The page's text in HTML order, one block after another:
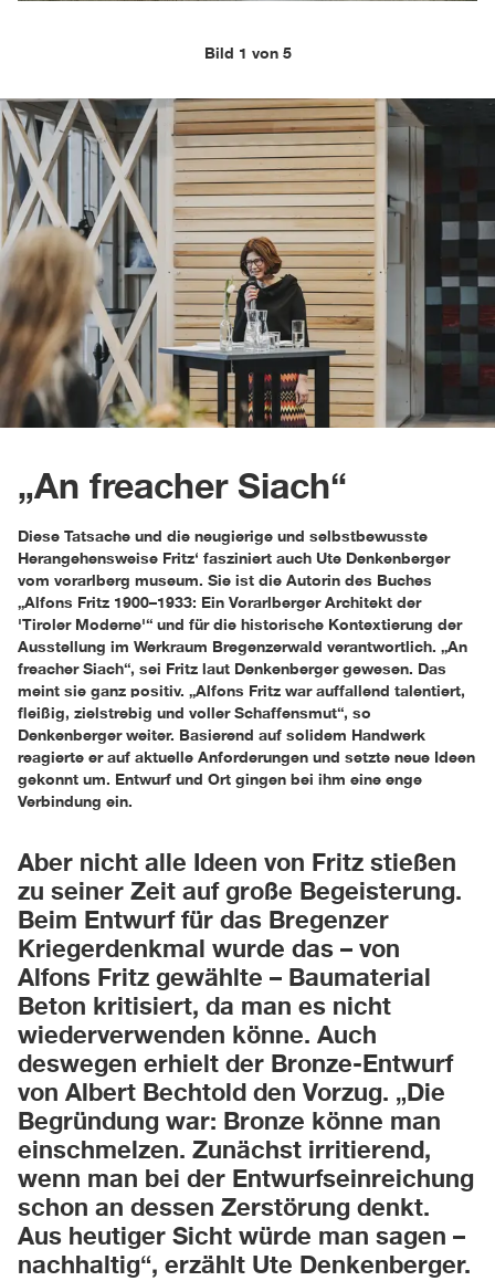
Bild 1 von 5
„An freacher Siach“
Diese Tatsache und die neugierige und selbstbewusste
Herangehensweise Fritz‘ fasziniert auch Ute Denkenberger
vom vorarlberg museum. Sie ist die Autorin des Buches
„Alfons Fritz 1900–1933: Ein Vorarlberger Architekt der
'Tiroler Moderne'“ und für die historische Kontextierung der
Ausstellung im Werkraum Bregenzerwald verantwortlich. „An
freacher Siach“, sei Fritz laut Denkenberger gewesen. Das
meint sie ganz positiv. „Alfons Fritz war auffallend talentiert,
fleißig, zielstrebig und voller Schaffensmut“, so
Denkenberger weiter. Basierend auf solidem Handwerk
reagierte er auf aktuelle Anforderungen und setzte neue Ideen
gekonnt um. Entwurf und Ort gingen bei ihm eine enge
Verbindung ein.
Aber nicht alle Ideen von Fritz stießen
zu seiner Zeit auf große Begeisterung.
Beim Entwurf für das Bregenzer
Kriegerdenkmal wurde das – von
Alfons Fritz gewählte – Baumaterial
Beton kritisiert, da man es nicht
wiederverwenden könne. Auch
deswegen erhielt der Bronze-Entwurf
von Albert Bechtold den Vorzug. „Die
Begründung war: Bronze könne man
einschmelzen. Zunächst irritierend,
wenn man bei der Entwurfseinreichung
schon an dessen Zerstörung denkt.
Aus heutiger Sicht würde man sagen –
nachhaltig“, erzählt Ute Denkenberger.